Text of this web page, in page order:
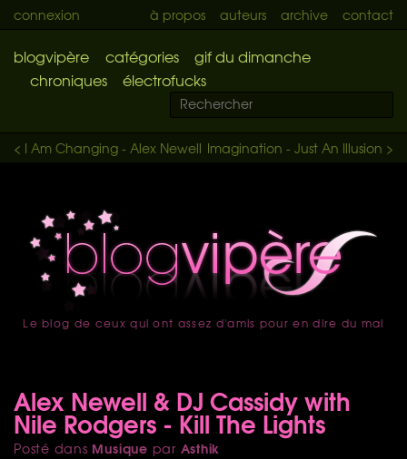
connexion à propos auteurs archive contact
blogvipère catégories
gif du dimanche
chroniques
électrofucks
Imagination - Just An Illusion >
< I Am Changing - Alex Newell
accueil
Le blog de ceux qui ont assez d'amis pour en dire du mal
Alex Newell & DJ Cassidy with
Nile Rodgers - Kill The Lights
Posté dans Musique par Asthik